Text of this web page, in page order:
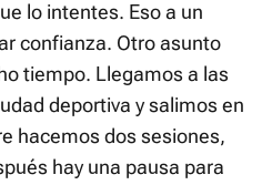
lo intentes. Eso a un
confianza. Otro asunto
tiempo. Llegamos a las
deportiva y salimos en
hacemos dos sesiones,
hay una pausa para